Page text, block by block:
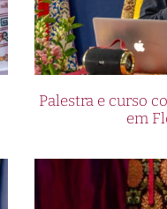
Palestra e curso
em